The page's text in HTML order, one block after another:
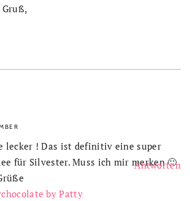
Gruß,
lecker ! Das ist definitiv eine super
für Silvester. Muss ich mir merken 🙂
by Patty
Antworten